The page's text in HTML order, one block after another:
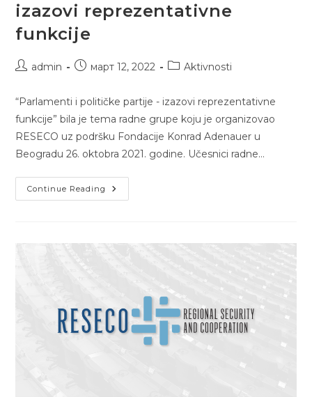
izazovi reprezentativne
funkcije
Postadmin
Postмарт 12, 2022
PostAktivnosti
“Parlamenti i političke partije - izazovi reprezentativne
funkcije” bila je tema radne grupe koju je organizovao
RESECO uz podršku Fondacije Konrad Adenauer u
Beogradu 26. oktobra 2021. godine. Učesnici radne…
Continue Reading Parlamenti
I
Reprezentativne